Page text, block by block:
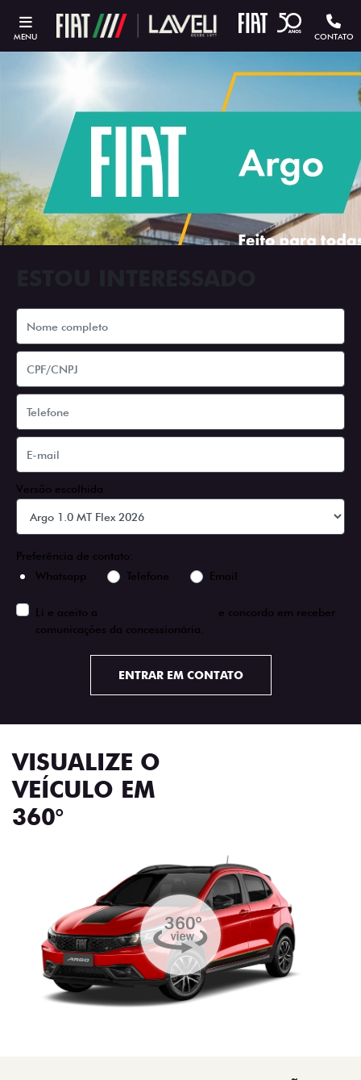
MENU CONTATO
Versão escolhida
Preferência de contato:
Whatsapp
Telefone Email
Li e aceito a
e concordo em receber
comunicações da concessionária.
ENTRAR EM CONTATO
VISUALIZE O
VEÍCULO EM
360°